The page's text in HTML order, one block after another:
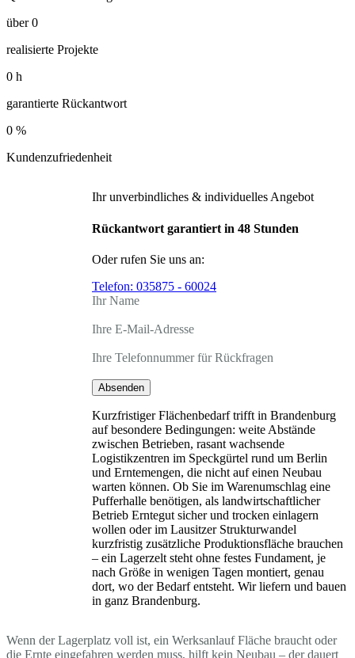
über 0
realisierte Projekte
0 h
garantierte Rückantwort
0 %
Kundenzufriedenheit
Ihr unverbindliches & individuelles Angebot
Rückantwort garantiert in 48 Stunden
Oder rufen Sie uns an:
Telefon: 035875 - 60024
Ihr Name
Ihre E-Mail-Adresse
Ihre Telefonnummer für Rückfragen
Absenden
Kurzfristiger Flächenbedarf trifft in Brandenburg
auf besondere Bedingungen: weite Abstände
zwischen Betrieben, rasant wachsende
Logistikzentren im Speckgürtel rund um Berlin
und Erntemengen, die nicht auf einen Neubau
warten können. Ob Sie im Warenumschlag eine
Pufferhalle benötigen, als landwirtschaftlicher
Betrieb Erntegut sicher und trocken einlagern
wollen oder im Lausitzer Strukturwandel
kurzfristig zusätzliche Produktionsfläche brauchen
– ein Lagerzelt steht ohne festes Fundament, je
nach Größe in wenigen Tagen montiert, genau
dort, wo der Bedarf entsteht. Wir liefern und bauen
in ganz Brandenburg.
Wenn der Lagerplatz voll ist, ein Werksanlauf Fläche braucht oder
die Ernte eingefahren werden muss, hilft kein Neubau – der dauert